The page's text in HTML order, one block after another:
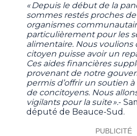
« Depuis le début de la
sommes restés proches
organismes
particulièrement pour les
alimentaire. Nous voulions
citoyen puisse avoir un
Ces aides financières
provenant de notre
permis d’offrir un soutien
de concitoyens. Nous
vigilants pour la suite ».-
député de Beauce-Sud.